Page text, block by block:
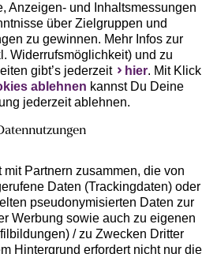
Anzeigen- und Inhaltsmessungen
über Zielgruppen und
zu gewinnen. Mehr Infos zur
Widerrufsmöglichkeit) und zu
gibt’s jederzeit
hier. Mit Klick
ablehnen kannst Du Deine
jederzeit ablehnen.
mit Partnern zusammen, die von
Daten (Trackingdaten) oder
pseudonymisierten Daten zur
Werbung sowie auch zu eigenen
/ zu Zwecken Dritter
Hintergrund erfordert nicht nur die